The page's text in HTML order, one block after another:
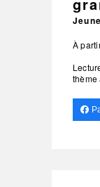
À
thème